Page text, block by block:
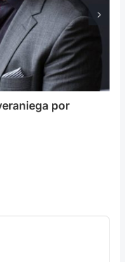
por